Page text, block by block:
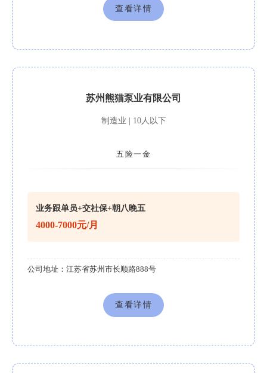
查看详情
苏州熊猫泵业有限公司
制造业 | 10人以下
五险一金
业务跟单员+交社保+朝八晚五
4000-7000元/月
公司地址： 江苏省苏州市长顺路888号
查看详情